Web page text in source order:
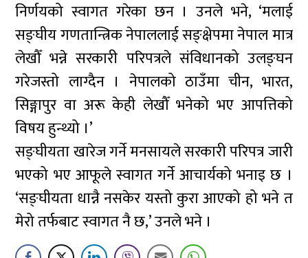
निर्णयको स्वागत गरेका छन । उनले भने, ‘मलाई
सङ्घीय गणतान्त्रिक नेपाललाई सङ्क्षेपमा नेपाल मात्र
लेखौँ भन्ने सरकारी परिपत्रले संविधानको उलङ्घन
गरेजस्तो लाग्दैन । नेपालको ठाउँमा चीन, भारत,
सिङ्गापुर वा अरू केही लेखौँ भनेको भए आपत्तिको
विषय हुन्थ्यो ।’
सङ्घीयता खारेज गर्ने मनसायले सरकारी परिपत्र जारी
भएको भए आफूले स्वागत गर्ने आचार्यको भनाइ छ ।
‘सङ्घीयता धान्नै नसकेर यस्तो कुरा आएको हो भने त
मेरो तर्फबाट स्वागत नै छ,’ उनले भने ।